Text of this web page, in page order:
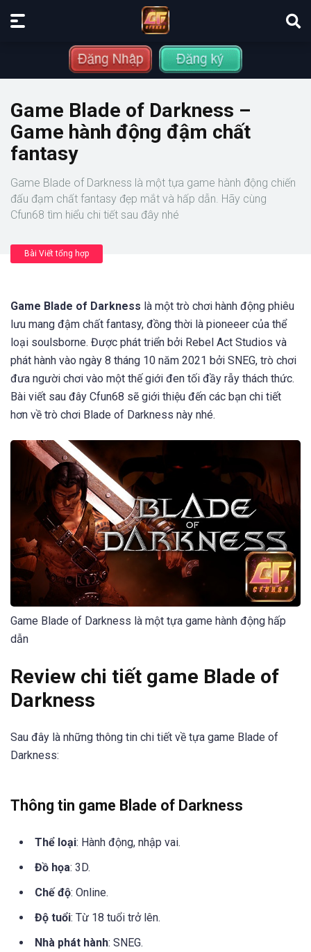
Game Blade of Darkness –
Game hành động đậm chất
fantasy
Game Blade of Darkness là một tựa game hành động chiến
đấu đạm chất fantasy đẹp mắt và hấp dẫn. Hãy cùng
Cfun68 tìm hiểu chi tiết sau đây nhé
Bài Viết tổng hợp
Game Blade of Darkness là một trò chơi hành động phiêu
lưu mang đậm chất fantasy, đồng thời là pioneeer của thể
loại soulsborne. Được phát triển bởi Rebel Act Studios và
phát hành vào ngày 8 tháng 10 năm 2021 bởi SNEG, trò chơi
đưa người chơi vào một thế giới đen tối đầy rẫy thách thức.
Bài viết sau đây Cfun68 sẽ giới thiệu đến các bạn chi tiết
hơn về trò chơi Blade of Darkness này nhé.
Game Blade of Darkness là một tựa game hành động hấp
dẫn
Review chi tiết game Blade of
Darkness
Sau đây là những thông tin chi tiết về tựa game Blade of
Darkness:
Thông tin game Blade of Darkness
Thể loại: Hành động, nhập vai.
Đồ họa: 3D.
Chế độ: Online.
Độ tuổi: Từ 18 tuổi trở lên.
Nhà phát hành: SNEG.